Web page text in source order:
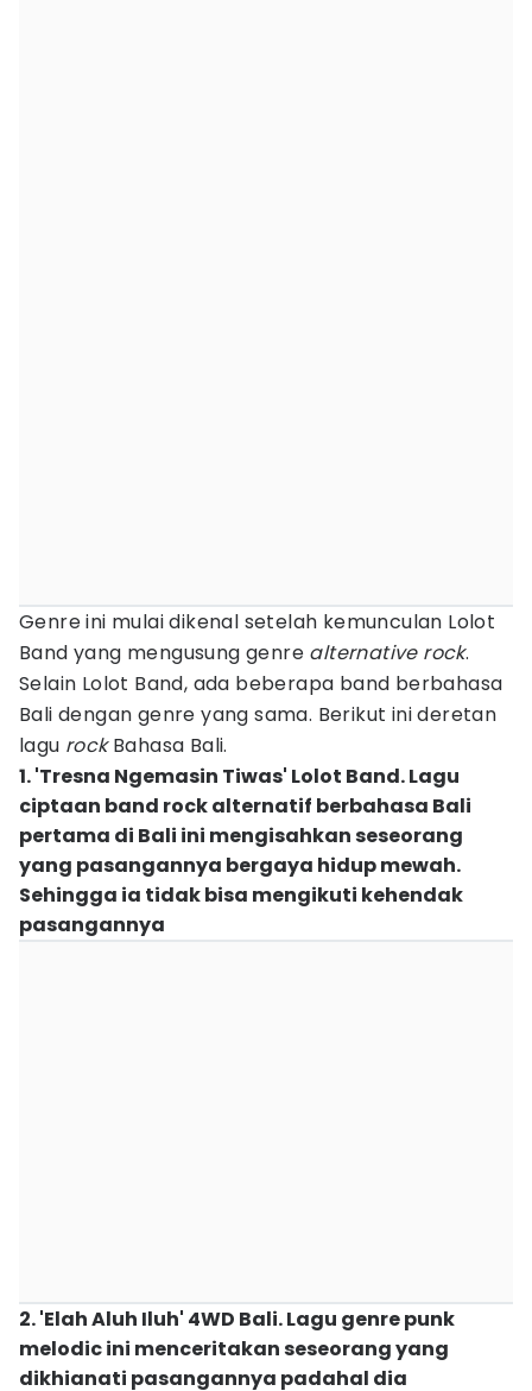
Genre ini mulai dikenal setelah kemunculan Lolot
Band yang mengusung genre alternative rock.
Selain Lolot Band, ada beberapa band berbahasa
Bali dengan genre yang sama. Berikut ini deretan
lagu rockBahasa Bali.
1. 'Tresna Ngemasin Tiwas' Lolot Band. Lagu
ciptaan band rock alternatif berbahasa Bali
pertama di Bali ini mengisahkan seseorang
yang pasangannya bergaya hidup mewah.
Sehingga ia tidak bisa mengikuti kehendak
pasangannya
2. 'Elah Aluh Iluh' 4WD Bali. Lagu genre punk
melodic ini menceritakan seseorang yang
dikhianati pasangannya padahal dia